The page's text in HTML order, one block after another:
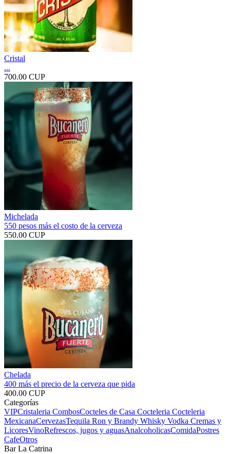
Cristal
...
700.00 CUP
Michelada
550 pesos más el costo de la cerveza
550.00 CUP
Chelada
400 más el precio de la cerveza que pida
400.00 CUP
Categorías
VIPCristaleria CombosCocteles de Casa Cocteleria Cocteleria
MexicanaCervezasTequila Ron y Brandy Whisky Vodka Cremas y
LicoresVinoRefrescos, jugos y aguasAnalcoholicasComidaPostres
CafeOtros
Bar La Catrina